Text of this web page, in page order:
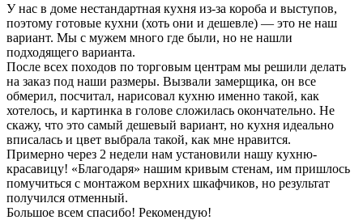
У нас в доме нестандартная кухня из-за короба и выступов,
поэтому готовые кухни (хоть они и дешевле) — это не наш
вариант. Мы с мужем много где были, но не нашли
подходящего варианта.
После всех походов по торговым центрам мы решили делать
на заказ под наши размеры. Вызвали замерщика, он все
обмерил, посчитал, нарисовал кухню именно такой, как
хотелось, и картинка в голове сложилась окончательно. Не
скажу, что это самый дешевый вариант, но кухня идеально
вписалась и цвет выбрала такой, как мне нравится.
Примерно через 2 недели нам установили нашу кухню-
красавицу! «Благодаря» нашим кривым стенам, им пришлось
помучиться с монтажом верхних шкафчиков, но результат
получился отменный.
Большое всем спасибо! Рекомендую!